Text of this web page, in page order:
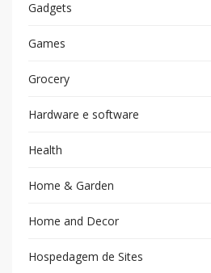
Gadgets
Games
Grocery
Hardware e software
Health
Home & Garden
Home and Decor
Hospedagem de Sites